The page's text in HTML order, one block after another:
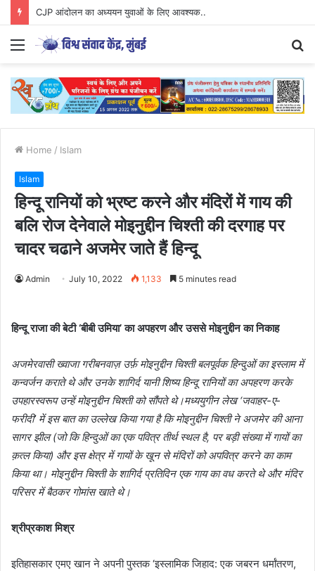
CJP आंदोलन का अध्ययन युवाओं के लिए आवश्यक..
Menu
Home / Islam
Islam
हिन्दू रानियों को भ्रष्ट करने और मंदिरों में गाय की
बलि रोज देनेवाले मोइनुद्दीन चिश्ती की दरगाह पर
चादर चढाने अजमेर जाते हैं हिन्दू
Admin July 10, 2022 1,133 5 minutes read
हिन्दू राजा की बेटी ‘बीबी उमिया’ का अपहरण और उससे मोइनुद्दीन का निकाह
अजमेरवासी ख्वाजा गरीबनवाज़ उर्फ़ मोइनुद्दीन चिश्ती बलपूर्वक हिन्दुओं का इस्लाम में
कन्वर्जन कराते थे और उनके शागिर्द यानी शिष्य हिन्दू रानियों का अपहरण करके
उपहारस्वरूप उन्हें मोइनुद्दीन चिश्ती को सौंपते थे।मध्ययुगीन लेख ‘जवाहर-ए-
फरीदी’ में इस बात का उल्लेख किया गया है कि मोइनुद्दीन चिश्ती ने अजमेर की आना
सागर झील (जो कि हिन्दुओं का एक पवित्र तीर्थ स्थल है, पर बड़ी संख्या में गायों का
क़त्ल किया) और इस क्षेत्र में गायों के खून से मंदिरों को अपवित्र करने का काम
किया था। मोइनुद्दीन चिश्ती के शागिर्द प्रतिदिन एक गाय का वध करते थे और मंदिर
परिसर में बैठकर गोमांस खाते थे।
श्रीप्रकाश मिश्र
इतिहासकार एमए खान ने अपनी पुस्तक ‘इस्लामिक जिहाद: एक जबरन धर्मांतरण,